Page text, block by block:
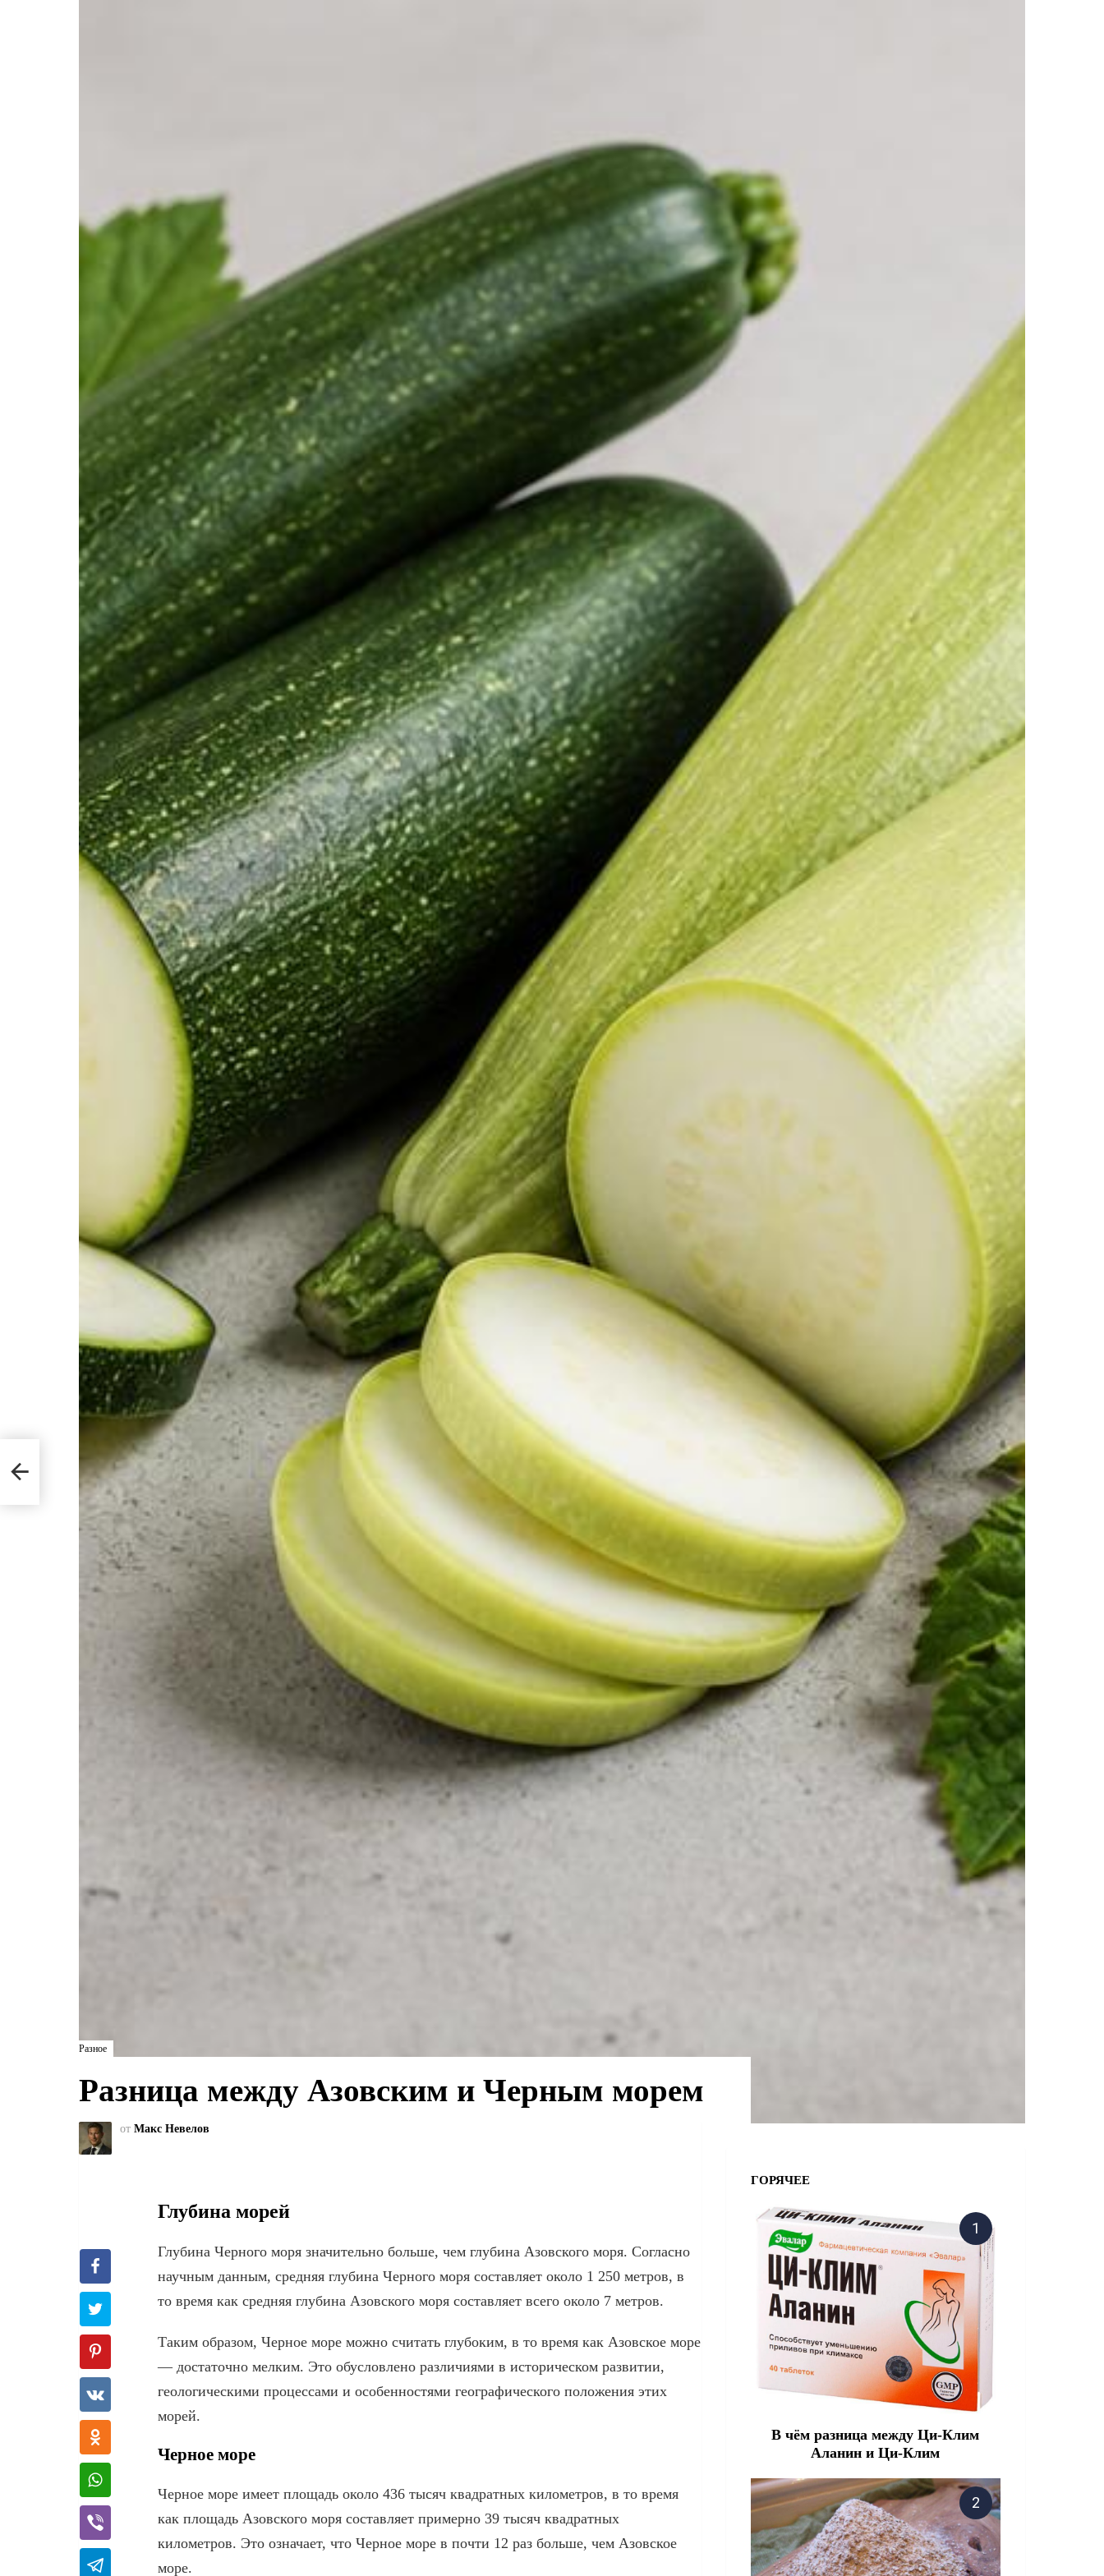
Разное
Разница между Азовским и Черным морем
от Макс Невелов
Глубина морей
Глубина Черного моря значительно больше, чем глубина Азовского моря. Согласно
научным данным, средняя глубина Черного моря составляет около 1 250 метров, в
то время как средняя глубина Азовского моря составляет всего около 7 метров.
Таким образом, Черное море можно считать глубоким, в то время как Азовское море
— достаточно мелким. Это обусловлено различиями в историческом развитии,
геологическими процессами и особенностями географического положения этих
морей.
Черное море
Черное море имеет площадь около 436 тысяч квадратных километров, в то время
как площадь Азовского моря составляет примерно 39 тысяч квадратных
километров. Это означает, что Черное море в почти 12 раз больше, чем Азовское
море.
ГОРЯЧЕЕ
В чём разница между Ци-Клим
Аланин и Ци-Клим